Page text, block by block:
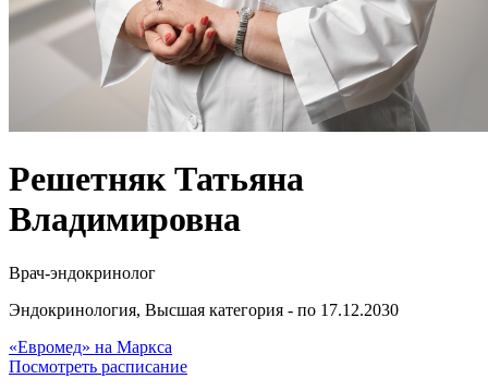
Решетняк Татьяна
Владимировна
Врач-эндокринолог
Эндокринология, Высшая категория - по 17.12.2030
«Евромед» на Маркса
Посмотреть расписание